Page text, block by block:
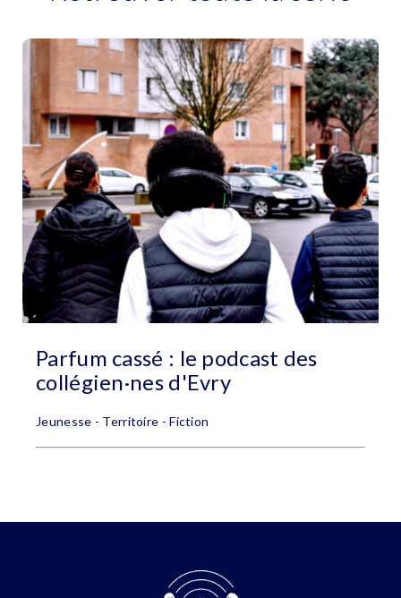
Parfum cassé : le podcast des
collégien·nes d'Evry
Jeunesse - Territoire - Fiction